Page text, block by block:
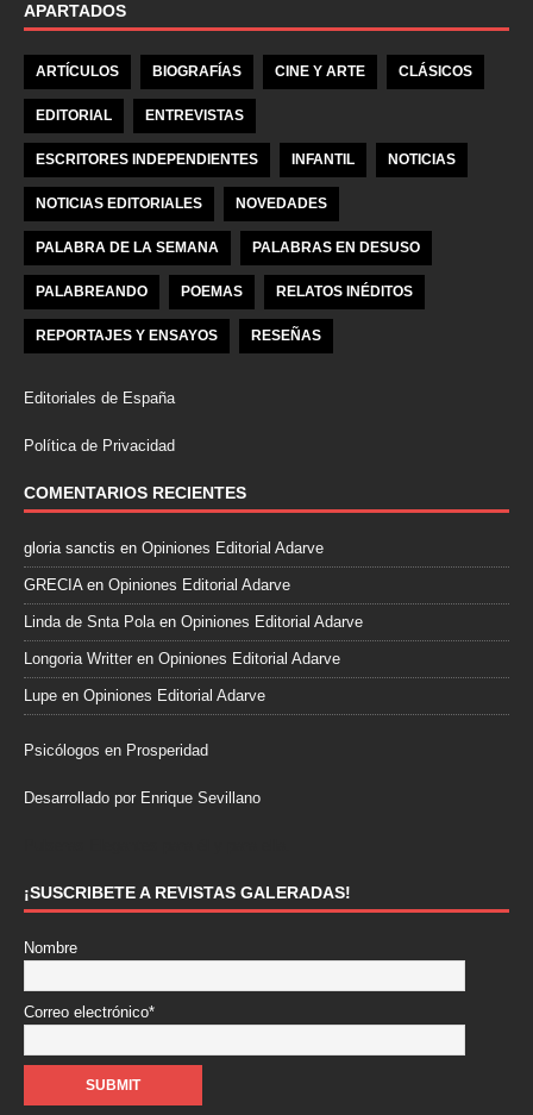
APARTADOS
ARTÍCULOS BIOGRAFÍAS CINE Y ARTE CLÁSICOS
EDITORIAL ENTREVISTAS
ESCRITORES INDEPENDIENTES INFANTIL NOTICIAS
NOTICIAS EDITORIALES NOVEDADES
PALABRA DE LA SEMANA PALABRAS EN DESUSO
PALABREANDO POEMAS RELATOS INÉDITOS
REPORTAJES Y ENSAYOS RESEÑAS
Editoriales de España
Política de Privacidad
COMENTARIOS RECIENTES
gloria sanctis en Opiniones Editorial Adarve
GRECIAen Opiniones Editorial Adarve
Linda de Snta Polaen Opiniones Editorial Adarve
Longoria Writter en Opiniones Editorial Adarve
Lupe en Opiniones Editorial Adarve
Psicólogos en Prosperidad
Desarrollado por Enrique Sevillano
¡SUSCRIBETE A REVISTAS GALERADAS!
Nombre
Correo electrónico*